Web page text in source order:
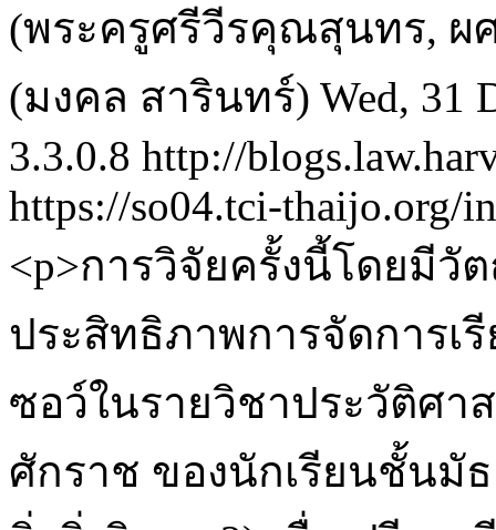
(พระครูศรีวีรคุณสุนทร, ผ
(มงคล สารินทร์) Wed, 31
3.3.0.8 http://
https://so04.tci-thaijo.org/
<p>การวิจัยครั้งนี้โดยมีวั
ประสิทธิภาพการจัดการเ
ซอว์ในรายวิชาประวัติศา
ศักราช ของนักเรียนชั้นมั